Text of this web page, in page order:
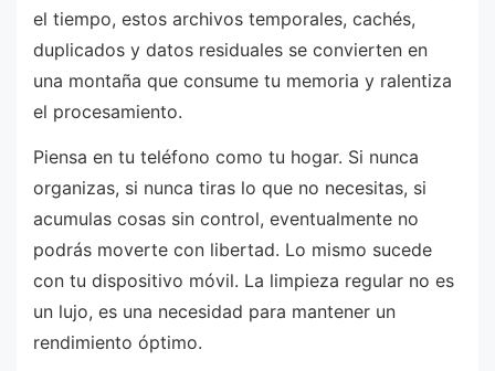
el tiempo, estos archivos temporales, cachés,
duplicados y datos residuales se convierten en
una montaña que consume tu memoria y ralentiza
el procesamiento.
Piensa en tu teléfono como tu hogar. Si nunca
organizas, si nunca tiras lo que no necesitas, si
acumulas cosas sin control, eventualmente no
podrás moverte con libertad. Lo mismo sucede
con tu dispositivo móvil. La limpieza regular no es
un lujo, es una necesidad para mantener un
rendimiento óptimo.